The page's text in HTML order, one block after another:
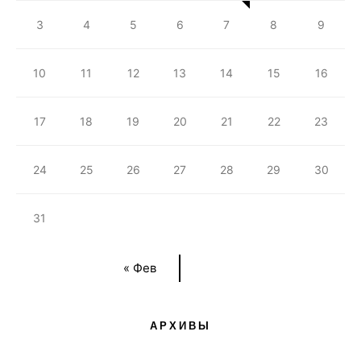
« Фев
3 4 5 6 7 8 9
10 11 12 13 14 15 16
17 18 19 20 21 22 23
24 25 26 27 28 29 30
31
АРХИВЫ